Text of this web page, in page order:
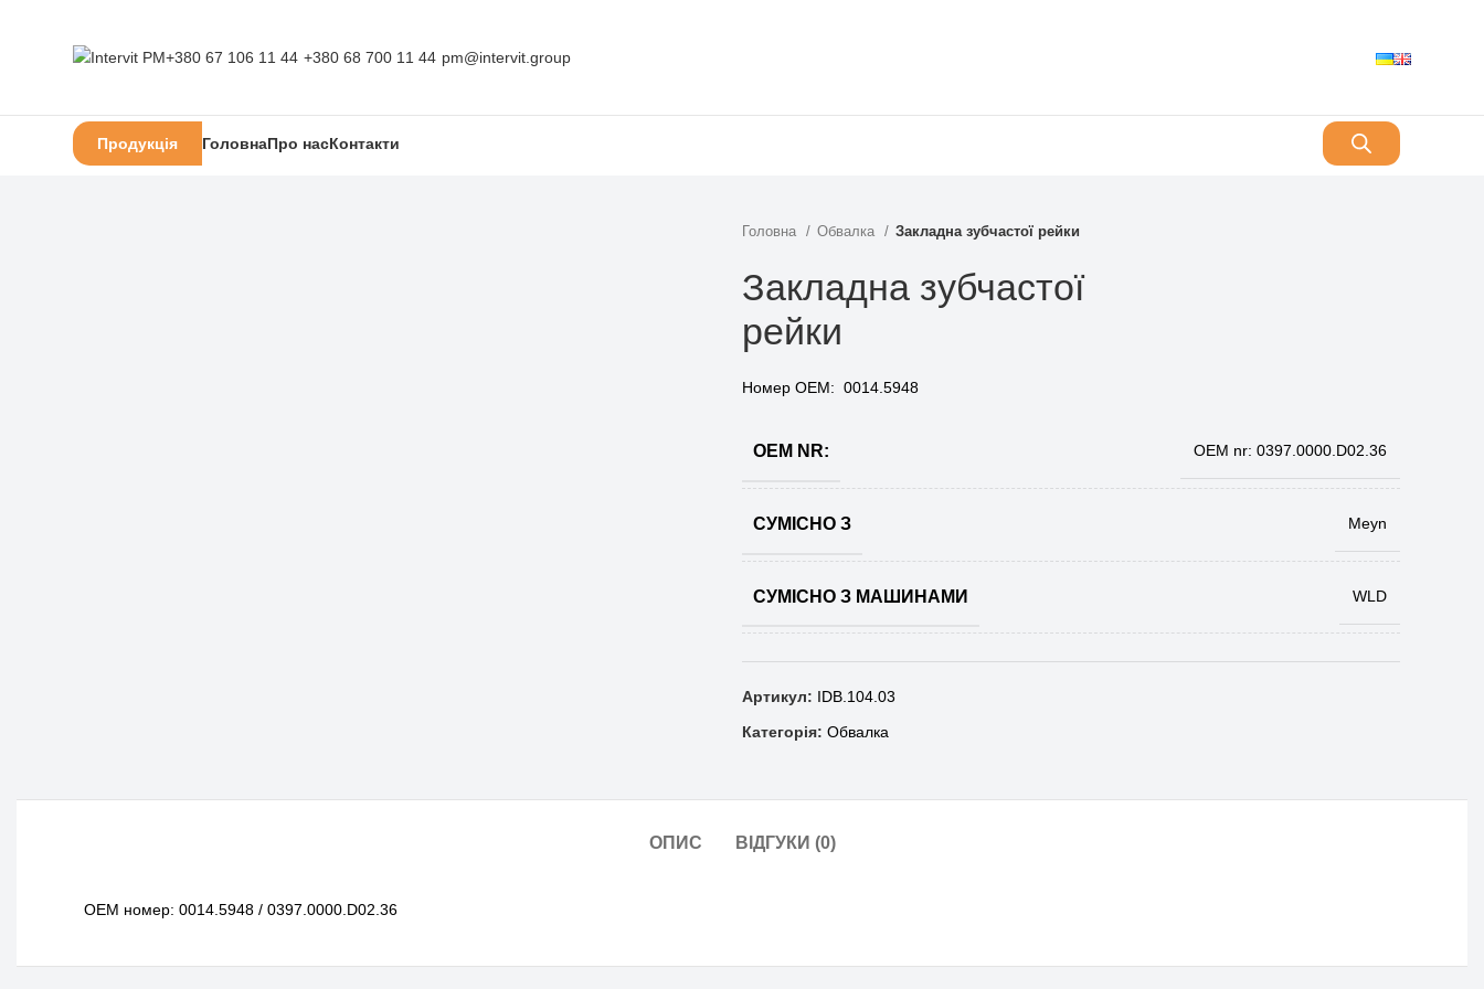
+380 67 106 11 44 +380 68 700 11 44 pm@intervit.group
Продукція ГоловнаПро насКонтакти
Головна Обвалка Закладна зубчастої рейки
Закладна зубчастої
рейки
Номер ОЕМ: 0014.5948
OEM NR: OEM nr: 0397.0000.D02.36
СУМІСНО З Meyn
СУМІСНО З МАШИНАМИ WLD
Артикул: IDB.104.03
Категорія: Обвалка
ОПИС ВІДГУКИ (0)
OEM номер: 0014.5948 / 0397.0000.D02.36